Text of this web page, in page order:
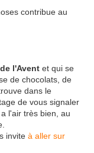
contribue au
l'Avent et qui se
de chocolats, de
dans le
de vous signaler
l'air très bien, au
invite à aller sur